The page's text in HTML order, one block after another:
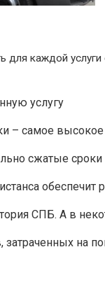
каждой
услугу
– самое высокое
сжатые сроки
СПБ. А в
на